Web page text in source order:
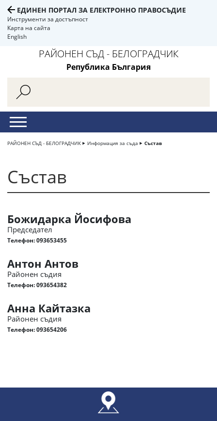
ЕДИНЕН ПОРТАЛ ЗА ЕЛЕКТРОННО ПРАВОСЪДИЕ
Инструменти за достъпност
Карта на сайта
English
РАЙОНЕН СЪД - БЕЛОГРАДЧИК
Република България
РАЙОНЕН СЪД - БЕЛОГРАДЧИК Информация за съда Състав
Състав
Божидарка Йосифова
Председател
Телефон:093653455
Антон Антов
Районен съдия
Телефон:093654382
Анна Кайтазка
Районен съдия
Телефон:093654206